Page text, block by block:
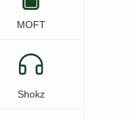
MOFT
Shokz